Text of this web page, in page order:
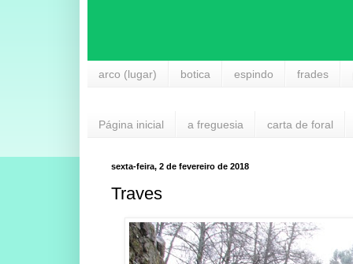
arco (lugar) botica espindo frades
Página inicial a freguesia carta de foral
sexta-feira, 2 de fevereiro de 2018
Traves